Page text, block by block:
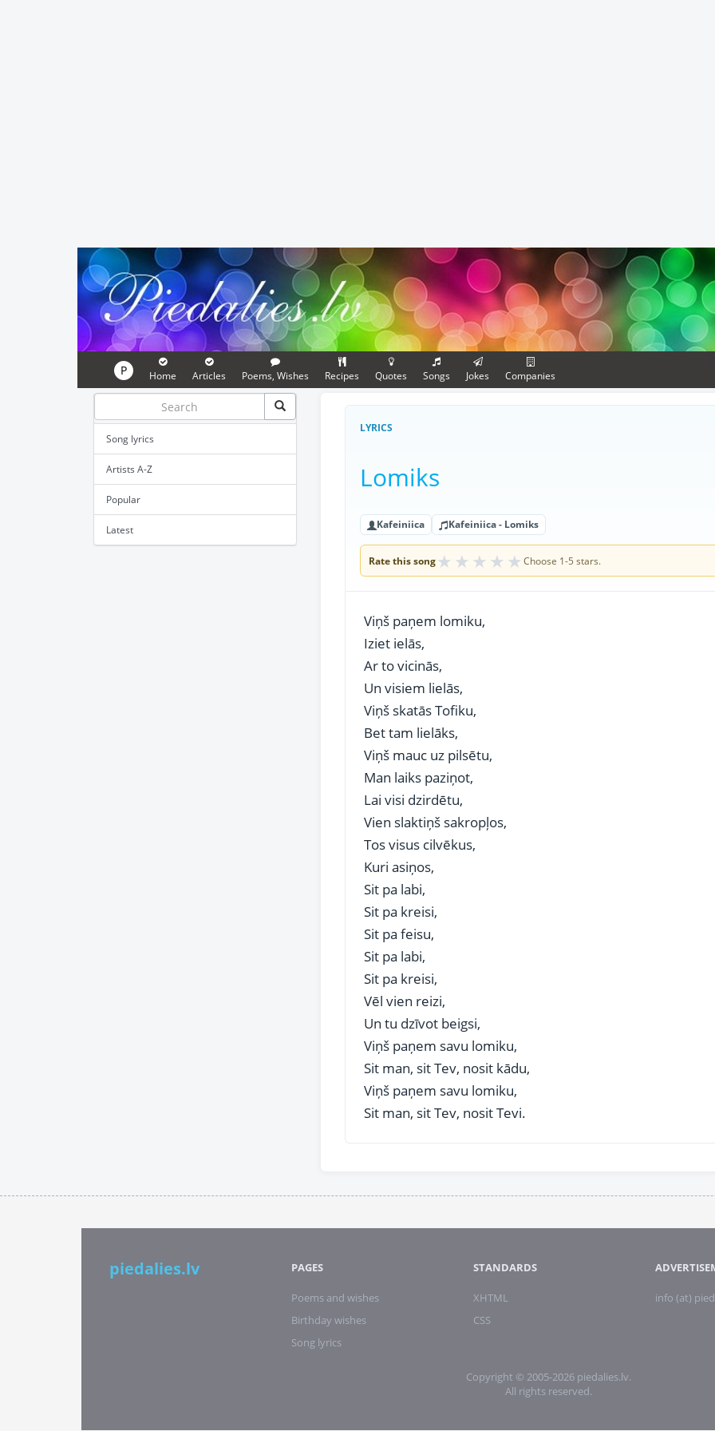
P Home Articles Poems, Wishes Recipes Quotes Songs Jokes Companies
Song lyrics
Artists A-Z
Popular
Latest
LYRICS
Lomiks
Kafeiniica Kafeiniica - Lomiks
Rate this song★ ★ ★ ★ ★ Choose 1-5 stars.
Viņš paņem lomiku,
Iziet ielās,
Ar to vicinās,
Un visiem lielās,
Viņš skatās Tofiku,
Bet tam lielāks,
Viņš mauc uz pilsētu,
Man laiks paziņot,
Lai visi dzirdētu,
Vien slaktiņš sakropļos,
Tos visus cilvēkus,
Kuri asiņos,
Sit pa labi,
Sit pa kreisi,
Sit pa feisu,
Sit pa labi,
Sit pa kreisi,
Vēl vien reizi,
Un tu dzīvot beigsi,
Viņš paņem savu lomiku,
Sit man, sit Tev, nosit kādu,
Viņš paņem savu lomiku,
Sit man, sit Tev, nosit Tevi.
piedalies.lv PAGES
Poems and wishes
Birthday wishes
Song lyrics
STANDARDS
XHTML
CSS
info (at)
Copyright © 2005-2026 piedalies.lv.
All rights reserved.